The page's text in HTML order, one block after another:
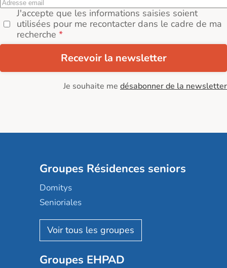
J'accepte que les informations saisies soient
utilisées pour me recontacter dans le cadre de ma
recherche
Recevoir la newsletter
Je souhaite me désabonner de la newsletter
Groupes Résidences seniors
Domitys
Senioriales
Nohée
Les Résidentiels
Mobicap
Groupes EHPAD